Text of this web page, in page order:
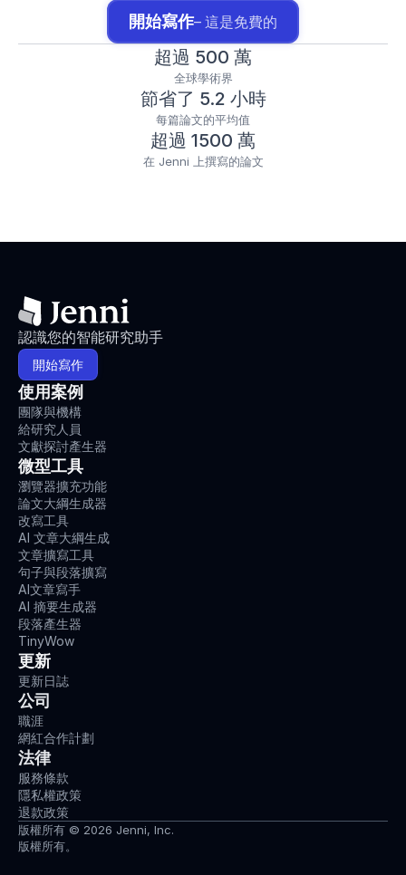
開始寫作– 這是免費的
超過 500 萬
全球學術界
節省了 5.2 小時
每篇論文的平均值
超過 1500 萬
在 Jenni 上撰寫的論文
認識您的智能研究助手
開始寫作
使用案例
團隊與機構
給研究人員
文獻探討產生器
微型工具
瀏覽器擴充功能
論文大綱生成器
改寫工具
AI 文章大綱生成
文章擴寫工具
句子與段落擴寫
AI文章寫手
AI 摘要生成器
段落產生器
TinyWow
更新
更新日誌
公司
職涯
網紅合作計劃
法律
服務條款
隱私權政策
退款政策
版權所有 © 2026 Jenni, Inc.
版權所有。